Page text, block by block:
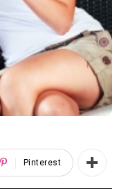
Pinterest